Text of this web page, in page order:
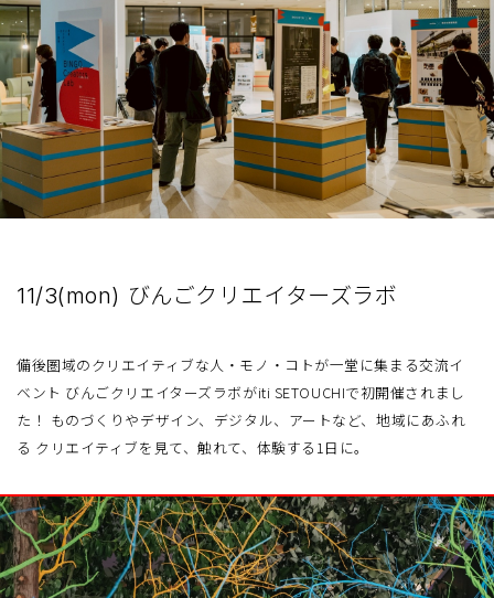
11/3(mon) びんごクリエイターズラボ
備後圏域のクリエイティブな人・モノ・コトが一堂に集まる交流イ
ベント びんごクリエイターズラボがiti SETOUCHIで初開催されまし
た！ ものづくりやデザイン、デジタル、アートなど、地域にあふれ
る クリエイティブを見て、触れて、体験する1日に。